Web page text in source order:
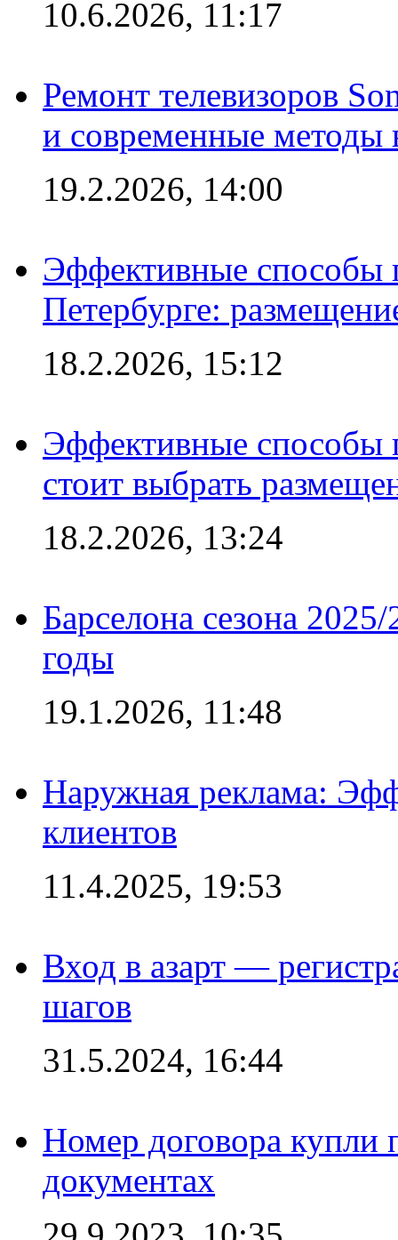
10.6.2026, 11:17
Ремонт телевизоров
и современные методы
19.2.2026, 14:00
Эффективные способы
Петербурге:
18.2.2026, 15:12
Эффективные способы
стоит выбрать
18.2.2026, 13:24
Барселона сезона
годы
19.1.2026, 11:48
Наружная реклама:
клиентов
11.4.2025, 19:53
Вход в азарт —
шагов
31.5.2024, 16:44
Номер договора купли
документах